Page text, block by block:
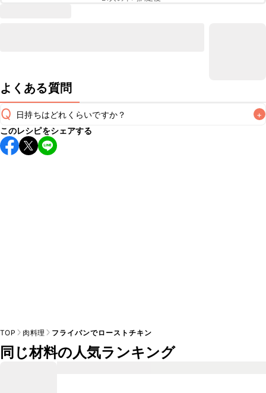
よくある質問
Q 日持ちはどれくらいですか？ +
保存期間は冷蔵で翌日中が目安です。なるべくお早めにお召
し上がりください。
このレシピをシェアする
TOP 肉料理 フライパンでローストチキン
同じ材料の人気ランキング